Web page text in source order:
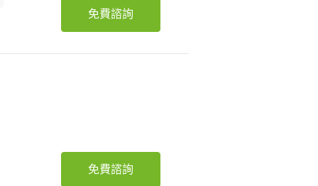
免費諮詢
免費諮詢